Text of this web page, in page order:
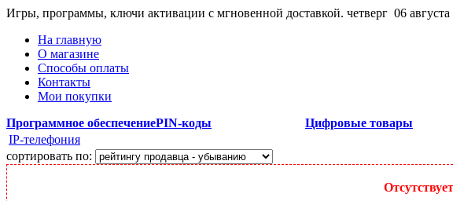
Игры, программы, ключи активации с мгновенной доставкой. четверг 06
На главную
О магазине
Способы оплаты
Контакты
Мои покупки
Программное обеспечениеPIN-коды Цифровые товары
IP-телефония
сортировать по: